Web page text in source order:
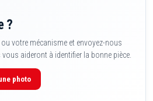
?
votre mécanisme et envoyez-nous
aideront à identifier la bonne pièce.
photo